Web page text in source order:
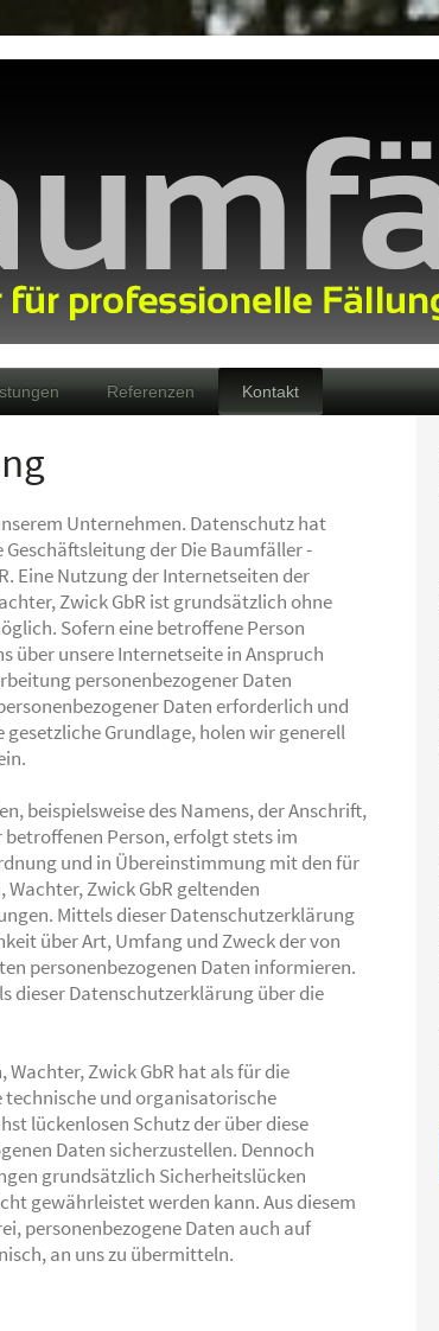
Referenzen Kontakt
Unternehmen. Datenschutz hat
der Die Baumfäller -
Eine Nutzung der Internetseiten der
Zwick GbR ist grundsätzlich ohne
Sofern eine betroffene Person
über unsere Internetseite in Anspruch
personenbezogener Daten
Daten erforderlich und
Grundlage, holen wir generell
beispielsweise des Namens, der Anschrift,
betroffenen Person, erfolgt stets im
und in Übereinstimmung mit den für
Zwick GbR geltenden
Mittels dieser Datenschutzerklärung
über Art, Umfang und Zweck der von
personenbezogenen Daten informieren.
dieser Datenschutzerklärung über die
Wachter, Zwick GbR hat als für die
und organisatorische
lückenlosen Schutz der über diese
Daten sicherzustellen. Dennoch
grundsätzlich Sicherheitslücken
gewährleistet werden kann. Aus diesem
personenbezogene Daten auch auf
an uns zu übermitteln.